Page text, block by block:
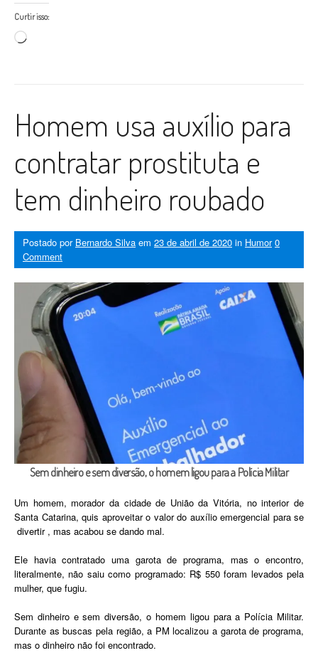
Curtir isso:
Carregando...
Homem usa auxílio para
contratar prostituta e
tem dinheiro roubado
Postado por Bernardo Silva em 23 de abril de 2020 in Humor 0
Comment
Sem dinheiro e sem diversão, o homem ligou para a Polícia Militar
Um homem, morador da cidade de União da Vitória, no interior de
Santa Catarina, quis aproveitar o valor do auxílio emergencial para se
divertir , mas acabou se dando mal.
Ele havia contratado uma garota de programa, mas o encontro,
literalmente, não saiu como programado: R$ 550 foram levados pela
mulher, que fugiu.
Sem dinheiro e sem diversão, o homem ligou para a Polícia Militar.
Durante as buscas pela região, a PM localizou a garota de programa,
mas o dinheiro não foi encontrado.